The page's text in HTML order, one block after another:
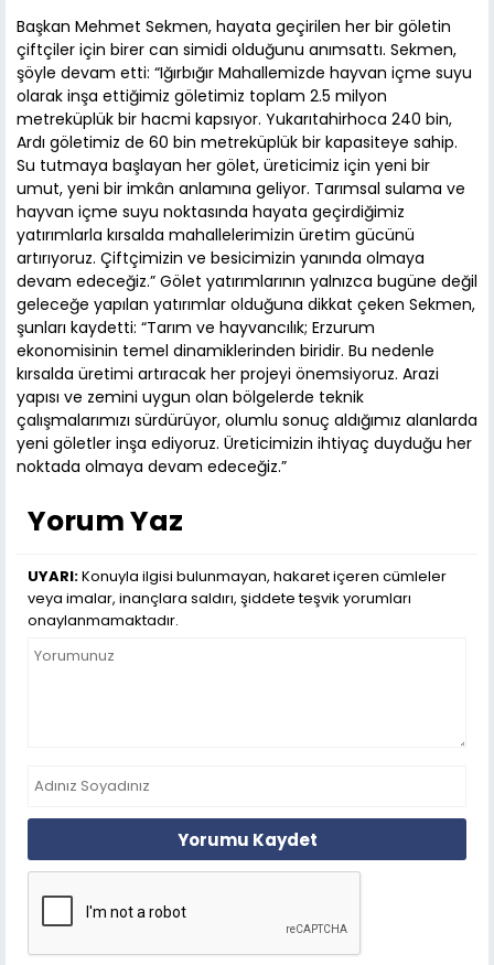
Başkan Mehmet Sekmen, hayata geçirilen her bir göletin
çiftçiler için birer can simidi olduğunu anımsattı. Sekmen,
şöyle devam etti: “Iğırbığır Mahallemizde hayvan içme suyu
olarak inşa ettiğimiz göletimiz toplam 2.5 milyon
metreküplük bir hacmi kapsıyor. Yukarıtahirhoca 240 bin,
Ardı göletimiz de 60 bin metreküplük bir kapasiteye sahip.
Su tutmaya başlayan her gölet, üreticimiz için yeni bir
umut, yeni bir imkân anlamına geliyor. Tarımsal sulama ve
hayvan içme suyu noktasında hayata geçirdiğimiz
yatırımlarla kırsalda mahallelerimizin üretim gücünü
artırıyoruz. Çiftçimizin ve besicimizin yanında olmaya
devam edeceğiz.” Gölet yatırımlarının yalnızca bugüne değil
geleceğe yapılan yatırımlar olduğuna dikkat çeken Sekmen,
şunları kaydetti: “Tarım ve hayvancılık; Erzurum
ekonomisinin temel dinamiklerinden biridir. Bu nedenle
kırsalda üretimi artıracak her projeyi önemsiyoruz. Arazi
yapısı ve zemini uygun olan bölgelerde teknik
çalışmalarımızı sürdürüyor, olumlu sonuç aldığımız alanlarda
yeni göletler inşa ediyoruz. Üreticimizin ihtiyaç duyduğu her
noktada olmaya devam edeceğiz.”
Yorum Yaz
UYARI:Konuyla ilgisi bulunmayan, hakaret içeren cümleler
veya imalar, inançlara saldırı, şiddete teşvik yorumları
onaylanmamaktadır.
Yorumu Kaydet